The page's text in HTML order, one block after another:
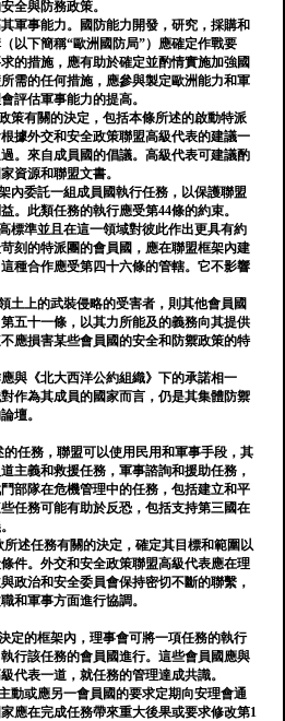
全與防務政策。
軍事能力。國防能力開發，研究，採購和
以下簡稱“歐洲國防局”）應確定作戰要
的措施，應有助於確定並酌情實施加強國
需的任何措施，應參與製定歐洲能力和軍
評估軍事能力的提高。
策有關的決定，包括本條所述的啟動特派
據外交和安全政策聯盟高級代表的建議一
。來自成員國的倡議。高級代表可建議酌
資源和聯盟文書。
內委託一組成員國執行任務，以保護聯盟
。此類任務的執行應受第44條的約束。
標準並且在這一領域對彼此作出更具有約
刻的特派團的會員國，應在聯盟框架內建
種合作應受第四十六條的管轄。它不影響
土上的武裝侵略的受害者，則其他會員國
五十一條，以其力所能及的義務向其提供
應損害某些會員國的安全和防禦政策的特
與《北大西洋公約組織》下的承諾相一
作為其成員的國家而言，仍是其集體防禦
壇。
的任務，聯盟可以使用民用和軍事手段，其
主義和救援任務，軍事諮詢和援助任務，
部隊在危機管理中的任務，包括建立和平
任務可能有助於反恐，包括支持第三國在
所述任務有關的決定，確定其目標和範圍以
件。外交和安全政策聯盟高級代表應在理
政治和安全委員會保持密切不斷的聯繫，
和軍事方面進行協調。
定的框架內，理事會可將一項任務的執行
行該任務的會員國進行。這些會員國應與
代表一道，就任務的管理達成共識。
動或應另一會員國的要求定期向安理會通
應在完成任務帶來重大後果或要求修改第1